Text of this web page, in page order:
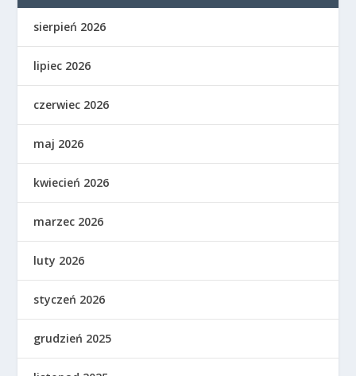
sierpień 2026
lipiec 2026
czerwiec 2026
maj 2026
kwiecień 2026
marzec 2026
luty 2026
styczeń 2026
grudzień 2025